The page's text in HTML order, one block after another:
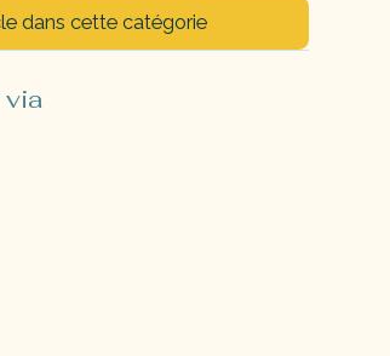
dans cette catégorie
via